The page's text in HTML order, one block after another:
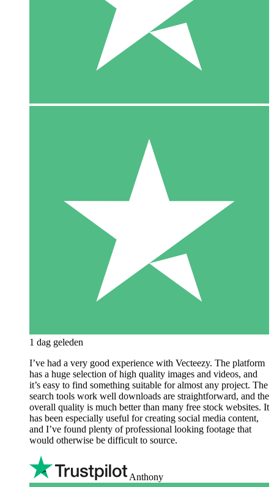
1 dag geleden
I’ve had a very good experience with Vecteezy. The platform
has a huge selection of high quality images and videos, and
it’s easy to find something suitable for almost any project. The
search tools work well downloads are straightforward, and the
overall quality is much better than many free stock websites. It
has been especially useful for creating social media content,
and I’ve found plenty of professional looking footage that
would otherwise be difficult to source.
Anthony